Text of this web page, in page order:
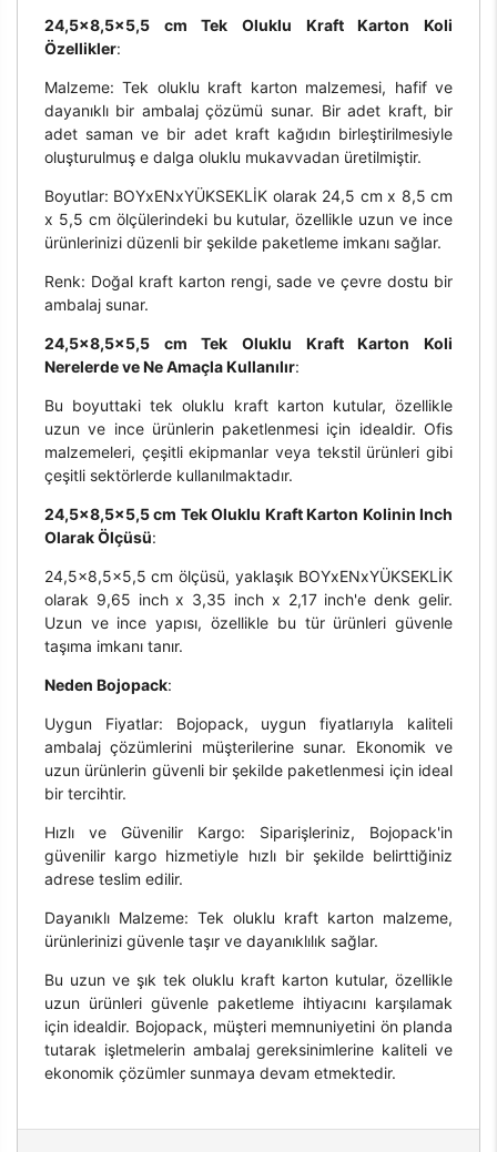
24,5x8,5x5,5 cm Tek Oluklu Kraft Karton Koli
Özellikler:
Malzeme: Tek oluklu kraft karton malzemesi, hafif ve
dayanıklı bir ambalaj çözümü sunar. Bir adet kraft, bir
adet saman ve bir adet kraft kağıdın birleştirilmesiyle
oluşturulmuş e dalga oluklu mukavvadan üretilmiştir.
Boyutlar: BOYxENxYÜKSEKLİK olarak 24,5 cm x 8,5 cm
x 5,5 cm ölçülerindeki bu kutular, özellikle uzun ve ince
ürünlerinizi düzenli bir şekilde paketleme imkanı sağlar.
Renk: Doğal kraft karton rengi, sade ve çevre dostu bir
ambalaj sunar.
24,5x8,5x5,5 cm Tek Oluklu Kraft Karton Koli
Nerelerde ve Ne Amaçla Kullanılır:
Bu boyuttaki tek oluklu kraft karton kutular, özellikle
uzun ve ince ürünlerin paketlenmesi için idealdir. Ofis
malzemeleri, çeşitli ekipmanlar veya tekstil ürünleri gibi
çeşitli sektörlerde kullanılmaktadır.
24,5x8,5x5,5 cm Tek Oluklu Kraft Karton Kolinin Inch
Olarak Ölçüsü:
24,5x8,5x5,5 cm ölçüsü, yaklaşık BOYxENxYÜKSEKLİK
olarak 9,65 inch x 3,35 inch x 2,17 inch'e denk gelir.
Uzun ve ince yapısı, özellikle bu tür ürünleri güvenle
taşıma imkanı tanır.
Neden Bojopack:
Uygun Fiyatlar: Bojopack, uygun fiyatlarıyla kaliteli
ambalaj çözümlerini müşterilerine sunar. Ekonomik ve
uzun ürünlerin güvenli bir şekilde paketlenmesi için ideal
bir tercihtir.
Hızlı ve Güvenilir Kargo: Siparişleriniz, Bojopack'in
güvenilir kargo hizmetiyle hızlı bir şekilde belirttiğiniz
adrese teslim edilir.
Dayanıklı Malzeme: Tek oluklu kraft karton malzeme,
ürünlerinizi güvenle taşır ve dayanıklılık sağlar.
Bu uzun ve şık tek oluklu kraft karton kutular, özellikle
uzun ürünleri güvenle paketleme ihtiyacını karşılamak
için idealdir. Bojopack, müşteri memnuniyetini ön planda
tutarak işletmelerin ambalaj gereksinimlerine kaliteli ve
ekonomik çözümler sunmaya devam etmektedir.